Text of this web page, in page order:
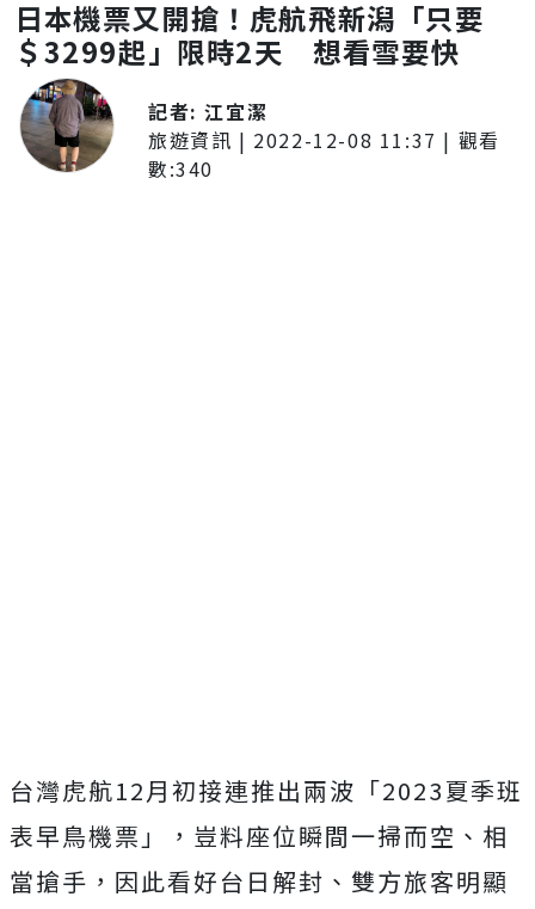
日本機票又開搶！虎航飛新潟「只要
＄3299起」限時2天 想看雪要快
記者:江宜潔
旅遊資訊 | 2022-12-08 11:37 | 觀看
數:340
台灣虎航12月初接連推出兩波「2023夏季班
表早鳥機票」，豈料座位瞬間一掃而空、相
當搶手，因此看好台日解封、雙方旅客明顯